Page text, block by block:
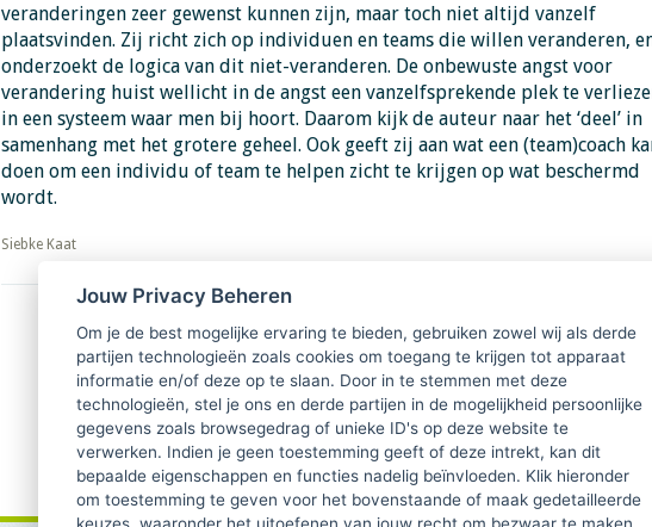
veranderingen zeer gewenst kunnen zijn, maar toch niet altijd vanzelf
plaatsvinden. Zij richt zich op individuen en teams die willen veranderen,
onderzoekt de logica van dit niet-veranderen. De onbewuste angst voor
verandering huist wellicht in de angst een vanzelfsprekende plek te
in een systeem waar men bij hoort. Daarom kijk de auteur naar het ‘deel’ in
samenhang met het grotere geheel. Ook geeft zij aan wat een (team)coach
doen om een individu of team te helpen zicht te krijgen op wat beschermd
wordt.
​​​​​​​Siebke Kaat
Download PDF
TsvB 2-2018 Verandering vanuit het
fundament
Jouw Privacy Beheren
Om je de best mogelijke ervaring te bieden, gebruiken zowel wij als derde
partijen technologieën zoals cookies om toegang te krijgen tot apparaat
informatie en/of deze op te slaan. Door in te stemmen met deze
technologieën, stel je ons en derde partijen in de mogelijkheid persoonlijke
gegevens zoals browsegedrag of unieke ID's op deze website te
verwerken. Indien je geen toestemming geeft of deze intrekt, kan dit
bepaalde eigenschappen en functies nadelig beïnvloeden. Klik hieronder
om toestemming te geven voor het bovenstaande of maak gedetailleerde